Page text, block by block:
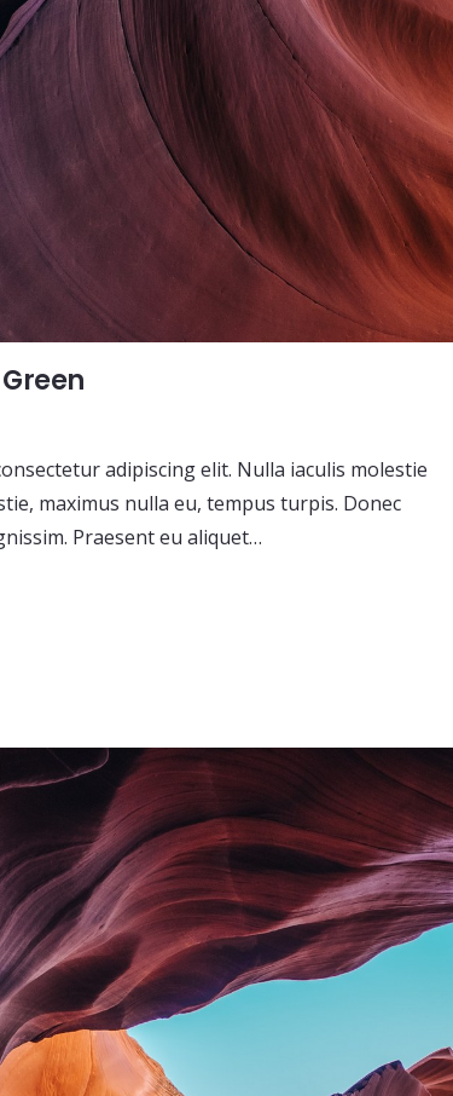
adipiscing elit. Nulla iaculis molestie
maximus nulla eu, tempus turpis. Donec
Praesent eu aliquet…